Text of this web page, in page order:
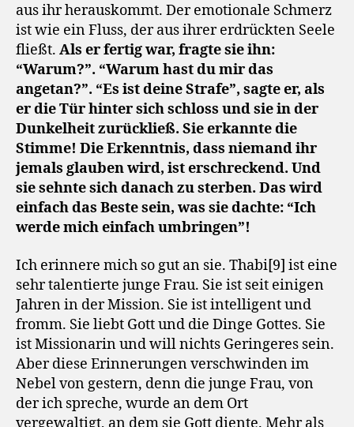
aus ihr herauskommt. Der emotionale Schmerz
ist wie ein Fluss, der aus ihrer erdrückten Seele
fließt. Als er fertig war, fragte sie ihn:
“Warum?”. “Warum hast du mir das
angetan?”. “Es ist deine Strafe”, sagte er, als
er die Tür hinter sich schloss und sie in der
Dunkelheit zurückließ. Sie erkannte die
Stimme! Die Erkenntnis, dass niemand ihr
jemals glauben wird, ist erschreckend. Und
sie sehnte sich danach zu sterben. Das wird
einfach das Beste sein, was sie dachte: “Ich
werde mich einfach umbringen”!
Ich erinnere mich so gut an sie. Thabi[9] ist eine
sehr talentierte junge Frau. Sie ist seit einigen
Jahren in der Mission. Sie ist intelligent und
fromm. Sie liebt Gott und die Dinge Gottes. Sie
ist Missionarin und will nichts Geringeres sein.
Aber diese Erinnerungen verschwinden im
Nebel von gestern, denn die junge Frau, von
der ich spreche, wurde an dem Ort
vergewaltigt, an dem sie Gott diente. Mehr als